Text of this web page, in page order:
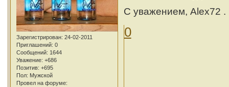
Зарегистрирован: 24-02-2011
Приглашений: 0
Сообщений: 1644
Уважение: +686
Позитив: +695
Пол: Мужской
Провел на форуме:
С уважением, Alex72 .
0